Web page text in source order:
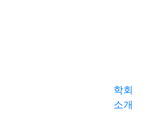
학회
소개